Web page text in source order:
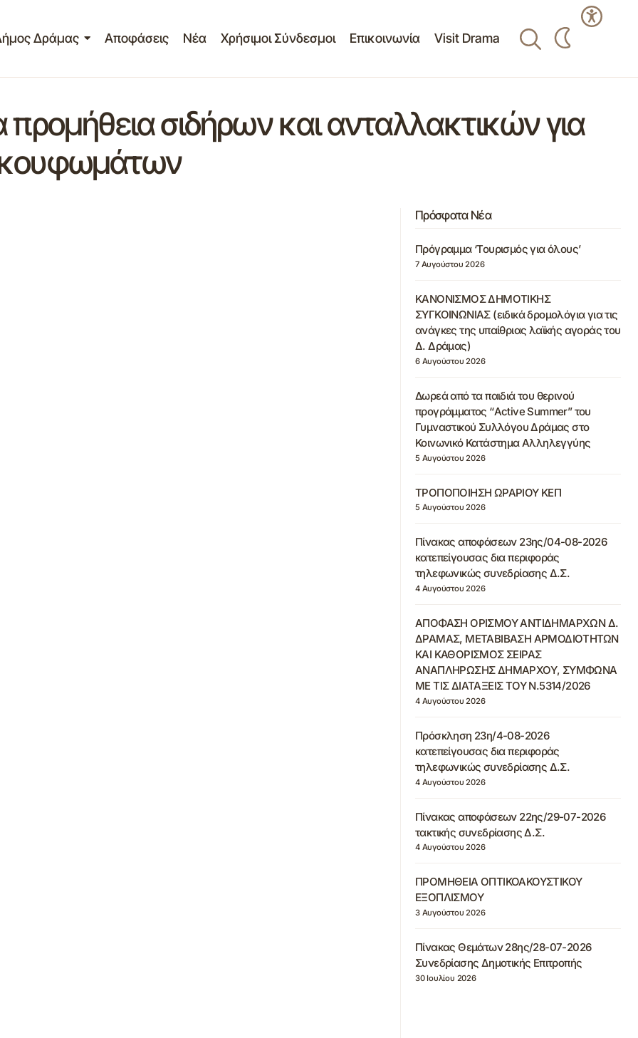
Δράμας Αποφάσεις Νέα Χρήσιμοι Σύνδεσμοι Επικοινωνία Visit Drama
σιδήρων και ανταλλακτικών για
κουφωμάτων
Πρόσφατα Νέα
Πρόγραμμα ‘Τουρισμός για όλους’
7 Αυγούστου 2026
ΚΑΝΟΝΙΣΜΟΣ ΔΗΜΟΤΙΚΗΣ
ΣΥΓΚΟΙΝΩΝΙΑΣ (ειδικά δρομολόγια για τις
ανάγκες της υπαίθριας λαϊκής αγοράς του
Δ. Δράμας)
6 Αυγούστου 2026
Δωρεά από τα παιδιά του θερινού
προγράμματος “Active Summer” του
Γυμναστικού Συλλόγου Δράμας στο
Κοινωνικό Κατάστημα Αλληλεγγύης
5 Αυγούστου 2026
ΤΡΟΠΟΠΟΙΗΣΗ ΩΡΑΡΙΟΥ ΚΕΠ
5 Αυγούστου 2026
Πίνακας αποφάσεων 23ης/04-08-2026
κατεπείγουσας δια περιφοράς
τηλεφωνικώς συνεδρίασης Δ.Σ.
4 Αυγούστου 2026
ΑΠΟΦΑΣΗ ΟΡΙΣΜΟΥ ΑΝΤΙΔΗΜΑΡΧΩΝ Δ.
ΔΡΑΜΑΣ, ΜΕΤΑΒΙΒΑΣΗ ΑΡΜΟΔΙΟΤΗΤΩΝ
ΚΑΙ ΚΑΘΟΡΙΣΜΟΣ ΣΕΙΡΑΣ
ΑΝΑΠΛΗΡΩΣΗΣ ΔΗΜΑΡΧΟΥ, ΣΥΜΦΩΝΑ
ΜΕ ΤΙΣ ΔΙΑΤΑΞΕΙΣ ΤΟΥ Ν.5314/2026
4 Αυγούστου 2026
Πρόσκληση 23η/4-08-2026
κατεπείγουσας δια περιφοράς
τηλεφωνικώς συνεδρίασης Δ.Σ.
4 Αυγούστου 2026
Πίνακας αποφάσεων 22ης/29-07-2026
τακτικής συνεδρίασης Δ.Σ.
4 Αυγούστου 2026
ΠΡΟΜΗΘΕΙΑ ΟΠΤΙΚΟΑΚΟΥΣΤΙΚΟΥ
ΕΞΟΠΛΙΣΜΟΥ
3 Αυγούστου 2026
Πίνακας Θεμάτων 28ης/28-07-2026
Συνεδρίασης Δημοτικής Επιτροπής
30 Ιουλίου 2026